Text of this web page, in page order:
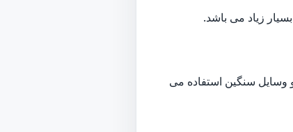
زیاد می باشد.
وسایل سنگین استفاده می